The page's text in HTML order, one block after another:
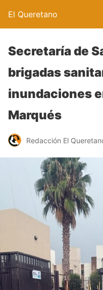
El Queretano
Secretaría de
brigadas
inundaciones
Marqués
Redacción El